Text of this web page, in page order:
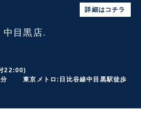
目黒店.
詳細はコチラ
22:00)
分 東京メトロ:日比谷線中目黒駅徒歩